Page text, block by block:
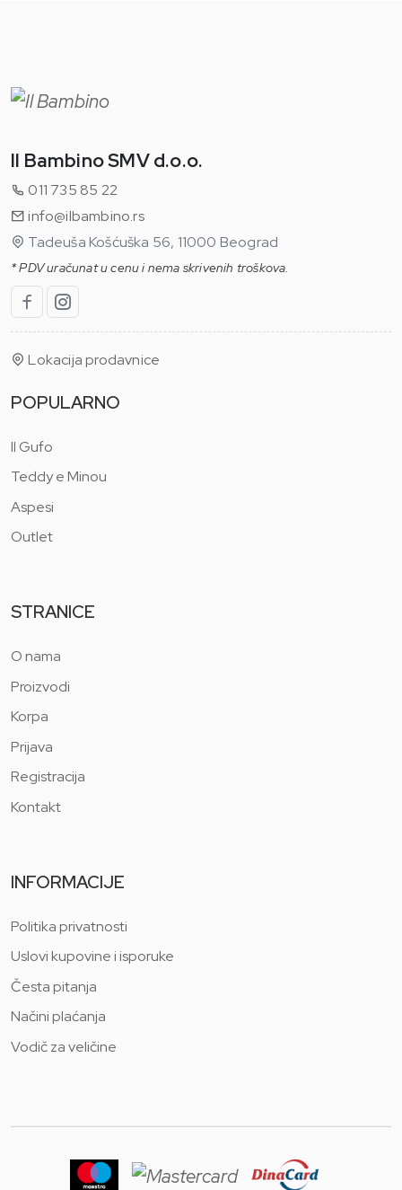
Il Bambino SMV d.o.o.
011 735 85 22
info@ilbambino.rs
Tadeuša Košćuška 56, 11000 Beograd
* PDV uračunat u cenu i nema skrivenih troškova.
Lokacija prodavnice
POPULARNO
Il Gufo
Teddy e Minou
Aspesi
Outlet
STRANICE
O nama
Proizvodi
Korpa
Prijava
Registracija
Kontakt
INFORMACIJE
Politika privatnosti
Uslovi kupovine i isporuke
Česta pitanja
Načini plaćanja
Vodič za veličine